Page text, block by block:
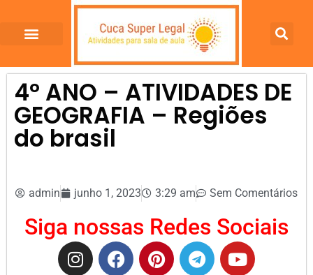
4º ANO – ATIVIDADES DE
GEOGRAFIA – Regiões
do brasil
admin junho 1, 2023 3:29 am Sem Comentários
Siga nossas Redes Sociais